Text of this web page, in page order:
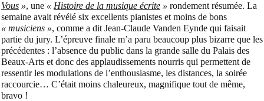
Vous », une « Histoire de la musique écrite » rondement résumée. La
semaine avait révélé six excellents pianistes et moins de bons
« musiciens », comme a dit Jean-Claude Vanden Eynde qui faisait
partie du jury. L’épreuve finale m’a paru beaucoup plus bizarre que les
précédentes : l’absence du public dans la grande salle du Palais des
Beaux-Arts et donc des applaudissements nourris qui permettent de
ressentir les modulations de l’enthousiasme, les distances, la soirée
raccourcie… C’était moins chaleureux, magnifique tout de même,
bravo !